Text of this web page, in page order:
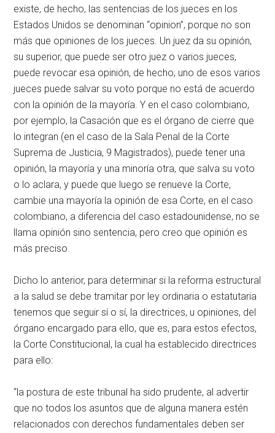
existe, de hecho, las sentencias de los jueces en los
Estados Unidos se denominan “opinion”, porque no son
más que opiniones de los jueces. Un juez da su opinión,
su superior, que puede ser otro juez o varios jueces,
puede revocar esa opinión, de hecho, uno de esos varios
jueces puede salvar su voto porque no está de acuerdo
con la opinión de la mayoría. Y en el caso colombiano,
por ejemplo, la Casación que es el órgano de cierre que
lo integran (en el caso de la Sala Penal de la Corte
Suprema de Justicia, 9 Magistrados), puede tener una
opinión, la mayoría y una minoría otra, que salva su voto
o lo aclara, y puede que luego se renueve la Corte,
cambie una mayoría la opinión de esa Corte, en el caso
colombiano, a diferencia del caso estadounidense, no se
llama opinión sino sentencia, pero creo que opinión es
más preciso.
Dicho lo anterior, para determinar si la reforma estructural
a la salud se debe tramitar por ley ordinaria o estatutaria
tenemos que seguir sí o sí, la directrices, u opiniones, del
órgano encargado para ello, que es, para estos efectos,
la Corte Constitucional, la cual ha establecido directrices
para ello:
“la postura de este tribunal ha sido prudente, al advertir
que no todos los asuntos que de alguna manera estén
relacionados con derechos fundamentales deben ser